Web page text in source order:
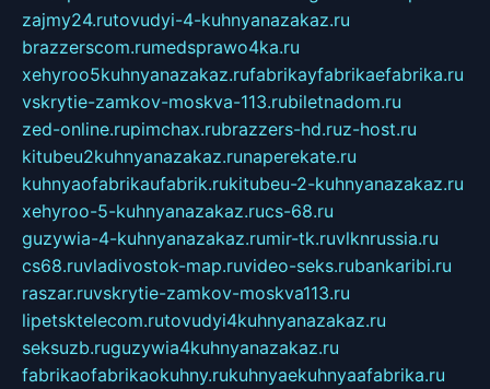
zajmy24.rutovudyi-4-kuhnyanazakaz.ru
brazzerscom.rumedsprawo4ka.ru
xehyroo5kuhnyanazakaz.rufabrikayfabrikaefabrika.ru
vskrytie-zamkov-moskva-113.rubiletnadom.ru
zed-online.rupimchax.rubrazzers-hd.ruz-host.ru
kitubeu2kuhnyanazakaz.runaperekate.ru
kuhnyaofabrikaufabrik.rukitubeu-2-kuhnyanazakaz.ru
xehyroo-5-kuhnyanazakaz.rucs-68.ru
guzywia-4-kuhnyanazakaz.rumir-tk.ruvlknrussia.ru
cs68.ruvladivostok-map.ruvideo-seks.rubankaribi.ru
raszar.ruvskrytie-zamkov-moskva113.ru
lipetsktelecom.rutovudyi4kuhnyanazakaz.ru
seksuzb.ruguzywia4kuhnyanazakaz.ru
fabrikaofabrikaokuhny.rukuhnyaekuhnyaafabrika.ru